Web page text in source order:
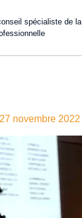
spécialiste de la
27 novembre 2022